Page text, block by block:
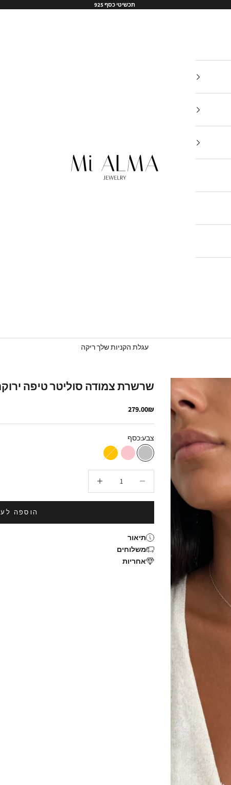
תכשיטי כסף 925
Mi-Alma-il
עגלת הקניות שלך ריקה
שרשרת צמודה סוליטר טיפה
מחיר מבצע
279.00₪
צבע:כסף
כסף רוז גולד
זהב
הוספה
תיאור
משלוחים
אחריות